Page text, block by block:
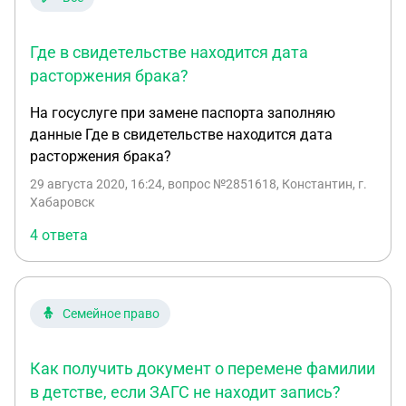
собственности на недвижимость). Генетический
отец признан умершим в 2001м году, отчим на
контакт не идёт СОВСЕМ, а если и пойдёт, то "из
г@вна" будет всячески отрицать хоть какую-то
свою причастность к ситуации. По большому
счёту мне СОВЕРШЕННО не важно какое в итоге
действительным, для меня главное - привести ВСЕ
паспорта в соответствие друг другу.
Где в свидетельстве находится дата
расторжения брака?
На госуслуге при замене паспорта заполняю
данные Где в свидетельстве находится дата
расторжения брака?
29 августа 2020, 16:24, вопрос №2851618, Константин, г.
Хабаровск
4 ответа
Семейное право
Как получить документ о перемене фамилии
в детстве, если ЗАГС не находит запись?